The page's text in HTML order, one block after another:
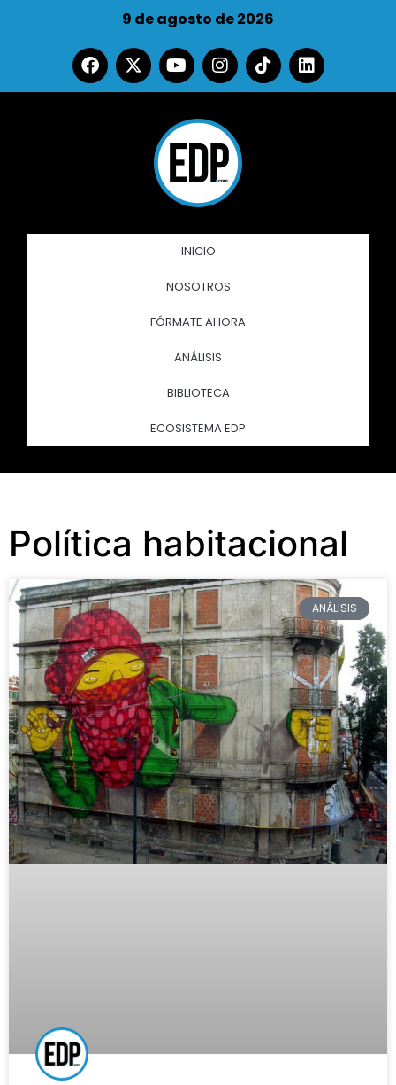
9 de agosto de 2026
INICIO
NOSOTROS
FÓRMATE AHORA
ANÁLISIS
BIBLIOTECA
ECOSISTEMA EDP
Política habitacional
ANÁLISIS